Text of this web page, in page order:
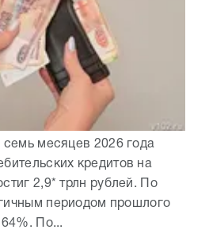
месяцев 2026 года
кредитов на
2,9* трлн рублей. По
периодом прошлого
64%. По...